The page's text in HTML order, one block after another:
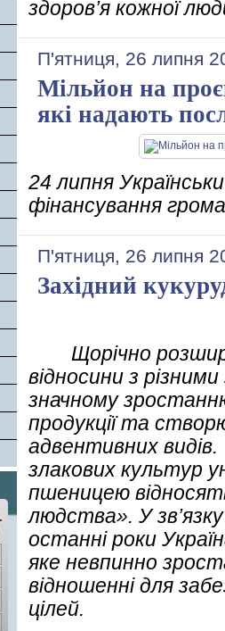
здоров’я кожної
П'ятниця, 26 липня
Мільйон на
які надають
24 липня
фінансування
П'ятниця, 26 липня
Західний
Щорічно
відносини з
значному
продукції та
адвентивних
злакових культур
пшеницею
людства». У
останні роки
яке невпинно
відношенні для
цілей.